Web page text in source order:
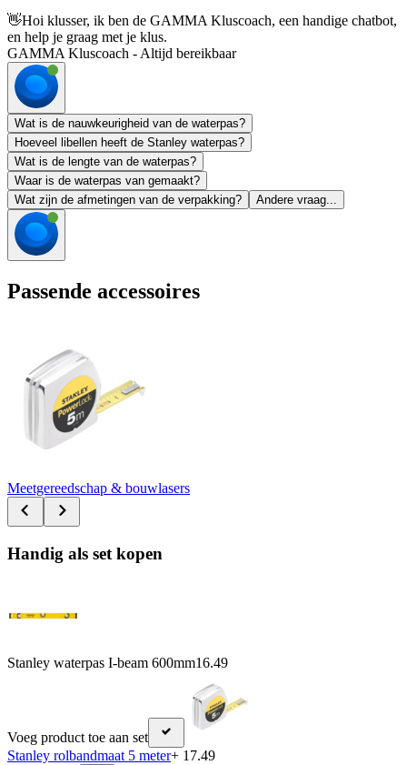
👋Hoi klusser, ik ben de GAMMA Kluscoach, een handige chatbot,
en help je graag met je klus.
GAMMA Kluscoach - Altijd bereikbaar
Wat is de nauwkeurigheid van de waterpas?
Hoeveel libellen heeft de Stanley waterpas?
Wat is de lengte van de waterpas?
Waar is de waterpas van gemaakt?
Wat zijn de afmetingen van de verpakking?
Andere vraag...
Passende accessoires
Meetgereedschap & bouwlasers
Handig als set kopen
Stanley waterpas I-beam 600mm16.49
Voeg product toe aan set
Stanley rolbandmaat 5 meter+ 17.49